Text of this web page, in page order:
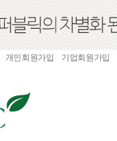
개인회원가입 기업회원가입